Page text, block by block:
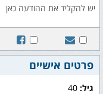
פרטים אישיים
גיל: